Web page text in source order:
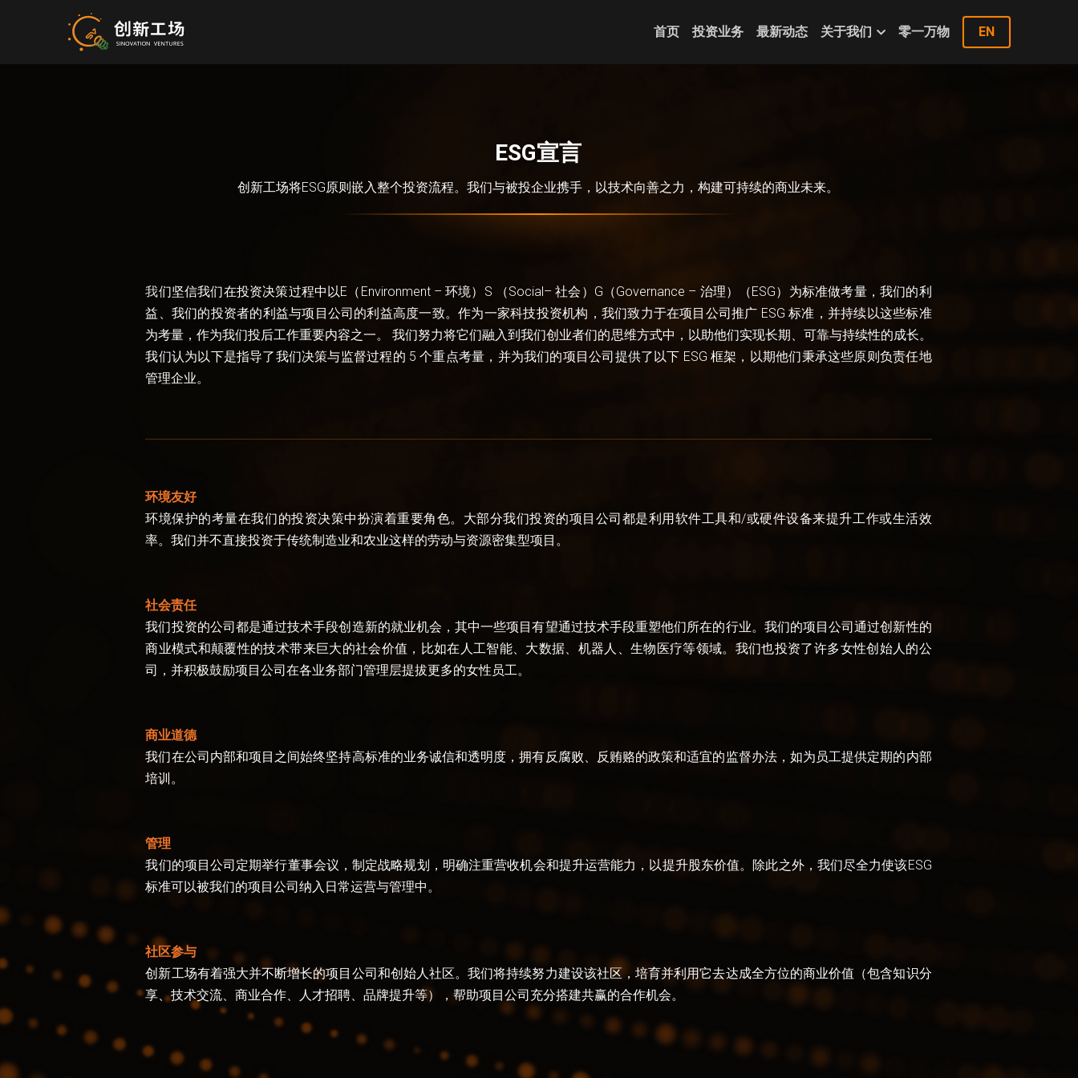
首页 投资业务 最新动态 关于我们 零一万物 EN
ESG宣言
创新工场将ESG原则嵌入整个投资流程。我们与被投企业携手，以技术向善之力，构建可持续的商业未来。
我们坚信我们在投资决策过程中以E（Environment – 环境）S （Social– 社会）G（Governance – 治理）（ESG）为标准做考量，我们的利
益、我们的投资者的利益与项目公司的利益高度一致。作为一家科技投资机构，我们致力于在项目公司推广 ESG 标准，并持续以这些标准
为考量，作为我们投后工作重要内容之一。 我们努力将它们融入到我们创业者们的思维方式中，以助他们实现长期、可靠与持续性的成长。
我们认为以下是指导了我们决策与监督过程的 5 个重点考量，并为我们的项目公司提供了以下 ESG 框架，以期他们秉承这些原则负责任地
管理企业。
环境友好
环境保护的考量在我们的投资决策中扮演着重要角色。大部分我们投资的项目公司都是利用软件工具和/或硬件设备来提升工作或生活效
率。我们并不直接投资于传统制造业和农业这样的劳动与资源密集型项目 。
社会责任
我们投资的公司都是通过技术手段创造新的就业机会，其中一些项目有望通过技术手段重塑他们所在的行业。我们的项目公司通过创新性的
商业模式和颠覆性的技术带来巨大的社会价值，比如在人工智能、大数据、机器人、生物医疗等领域。我们也投资了许多女性创始人的公
司，并积极鼓励项目公司在各业务部门管理层提拔更多的女性员工。
商业道德
我们在公司内部和项目之间始终坚持高标准的业务诚信和透明度，拥有反腐败、反贿赂的政策和适宜的监督办法，如为员工提供定期的内部
培训 。
管理
我们的项目公司定期举行董事会议，制定战略规划，明确注重营收机会和提升运营能力，以提升股东价值。除此之外，我们尽全力使该ESG
标准可以被我们的项目公司纳入日常运营与管理中。
社区参与
创新工场有着强大并不断增长的项目公司和创始人社区。我们将持续努力建设该社区，培育并利用它去达成全方位的商业价值（包含知识分
享、技术交流、商业合作、人才招聘、品牌提升等），帮助项目公司充分搭建共赢的合作机会。